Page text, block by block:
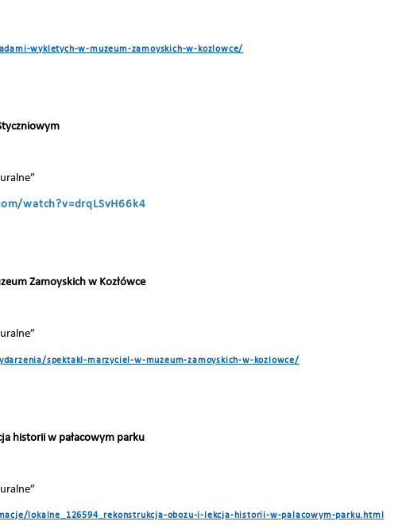
wykletych-w-muzeum-zamoyskich-w-kozlowce/
watch?v=drqLSvH66k4
Zamoyskich w Kozłówce
spektakl-marzyciel-w-muzeum-zamoyskich-w-kozlowce/
historii w pałacowym parku
lokalne_126594_rekonstrukcja-obozu-i-lekcja-historii-w-palacowym-parku.html